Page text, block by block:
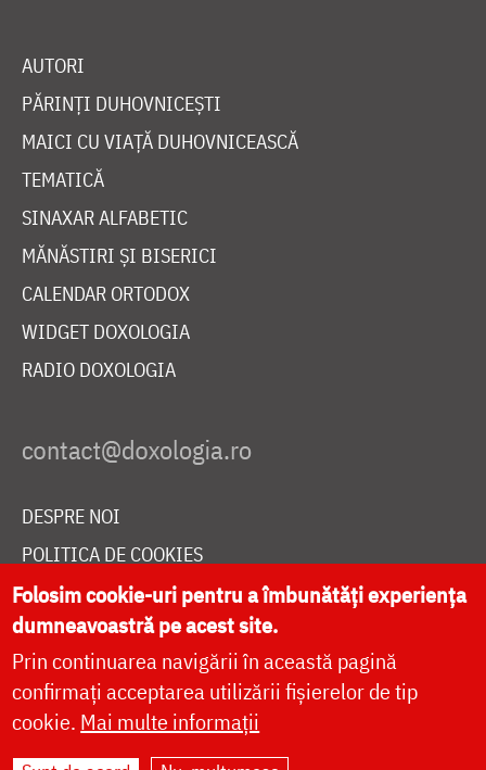
AUTORI
PĂRINȚI DUHOVNICEȘTI
MAICI CU VIAȚĂ DUHOVNICEASCĂ
TEMATICĂ
SINAXAR ALFABETIC
MĂNĂSTIRI ȘI BISERICI
CALENDAR ORTODOX
WIDGET DOXOLOGIA
RADIO DOXOLOGIA
DESPRE NOI
POLITICA DE COOKIES
DONEAZĂ ONLINE PENTRU CATEDRALA NAȚIONALĂ
LIVE
Folosim cookie-uri pentru a îmbunătăți experiența
dumneavoastră pe acest site.
Prin continuarea navigării în această pagină
confirmați acceptarea utilizării fișierelor de tip
cookie. Mai multe informații